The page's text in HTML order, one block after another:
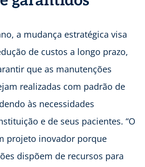
a mudança estratégica visa
de custos a longo prazo,
que as manutenções
realizadas com padrão de
às necessidades
e de seus pacientes. “O
projeto inovador porque
dispõem de recursos para